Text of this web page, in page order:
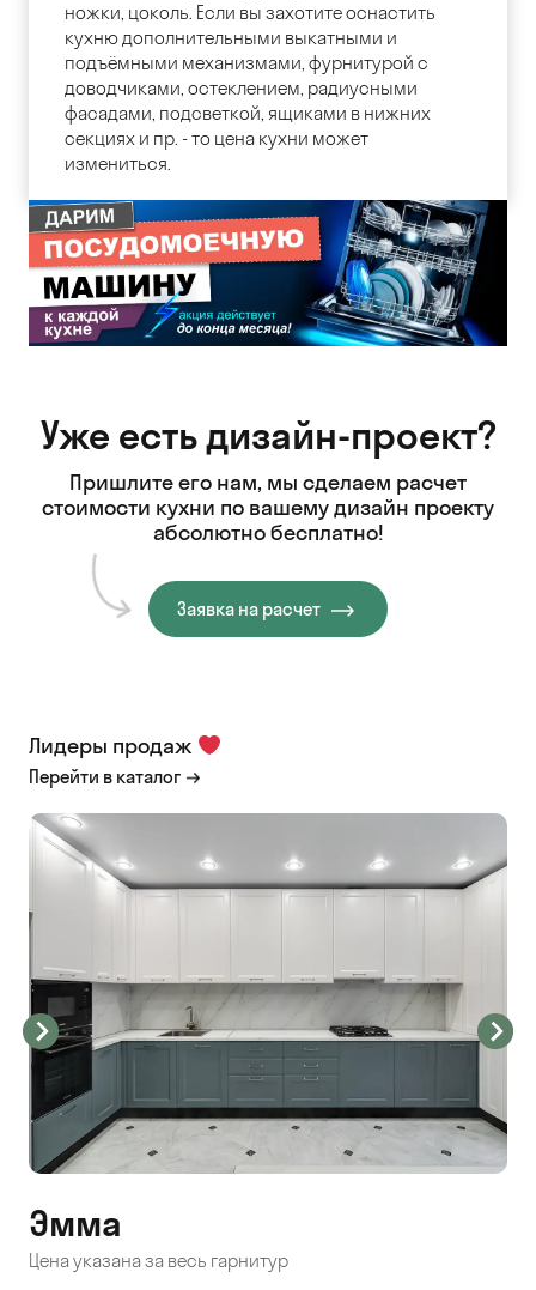
ножки, цоколь. Если вы захотите оснастить
кухню дополнительными выкатными и
подъёмными механизмами, фурнитурой с
доводчиками, остеклением, радиусными
фасадами, подсветкой, ящиками в нижних
секциях и пр. - то цена кухни может
измениться.
Уже есть дизайн-проект?
Пришлите его нам, мы сделаем расчет
стоимости кухни по вашему дизайн проекту
абсолютно бесплатно!
Заявка на расчет
Лидеры продаж
Перейти в каталог
Эмма
Цена указана за весь гарнитур